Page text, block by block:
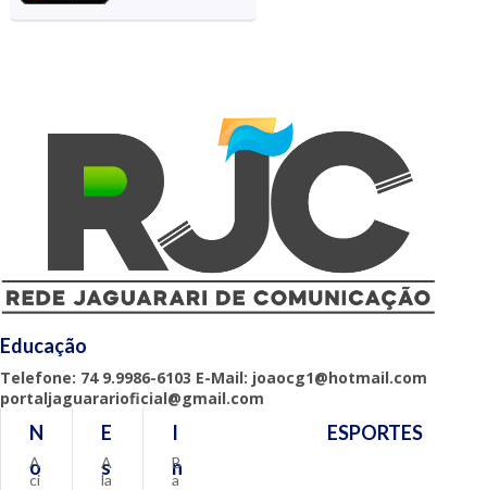
Educação
Telefone: 74 9.9986-6103 E-Mail: joaocg1@hotmail.com
portaljaguararioficial@gmail.com
N
o
A
ci
E
s
A
la
I
n
B
a
ESPORTES